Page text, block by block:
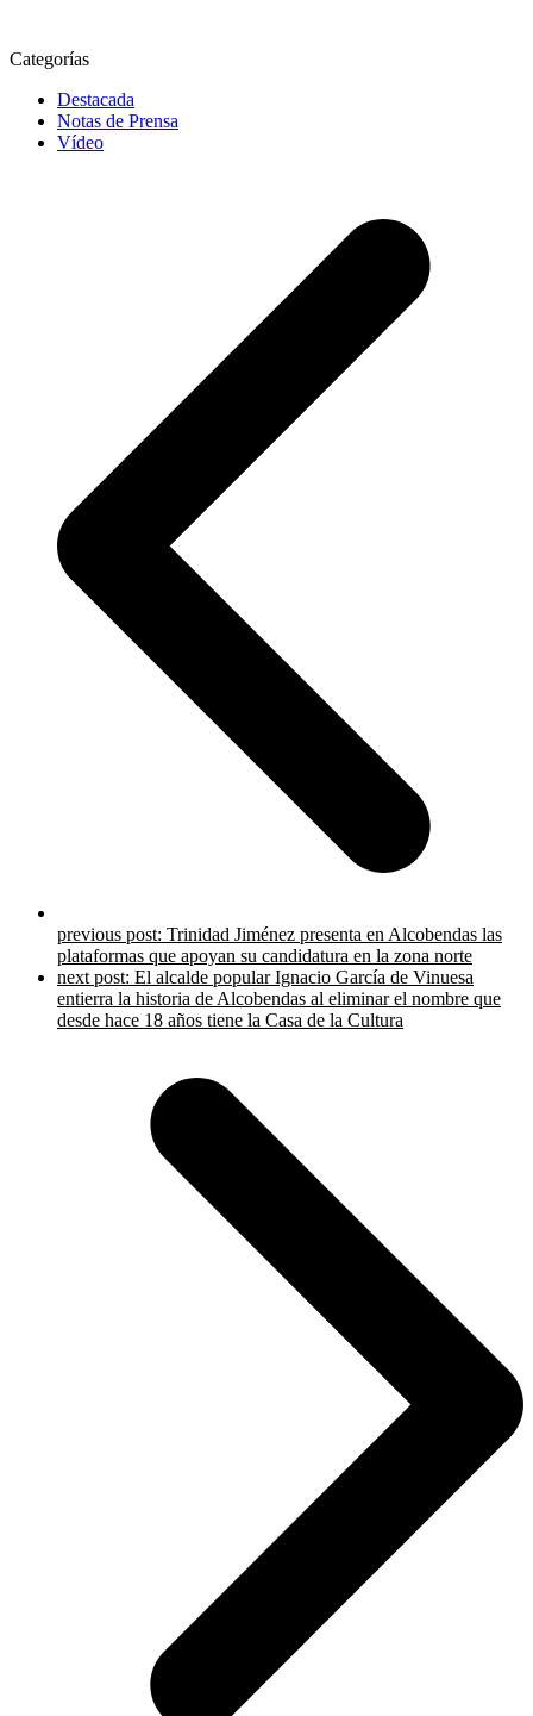
Categorías
Destacada
Notas de Prensa
Vídeo
previous post: Trinidad Jiménez presenta en Alcobendas las
plataformas que apoyan su candidatura en la zona norte
next post: El alcalde popular Ignacio García de Vinuesa
entierra la historia de Alcobendas al eliminar el nombre que
desde hace 18 años tiene la Casa de la Cultura